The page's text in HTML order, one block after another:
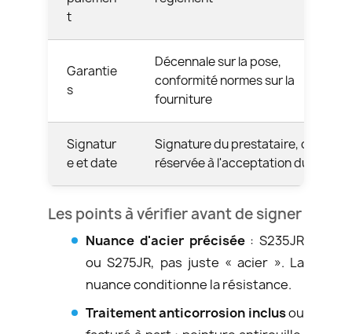
t
Garantie
s
Décennale sur la pose,
conformité normes sur la
fourniture
Signatur
e et date
Signature du prestataire, case
réservée à l'acceptation du client
Les points à vérifier avant de signer
Nuance d'acier précisée: S235JR
ou S275JR, pas juste « acier ». La
nuance conditionne la résistance.
Traitement anticorrosion inclusou